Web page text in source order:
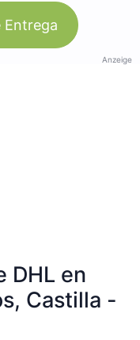
Entrega
Anzeige
DHL en
Castilla -